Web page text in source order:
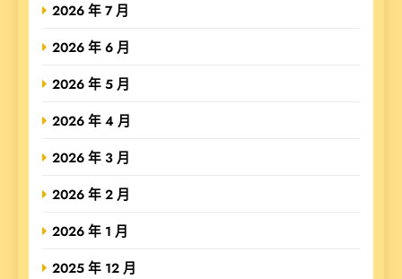
2026 年 7 月
2026 年 6 月
2026 年 5 月
2026 年 4 月
2026 年 3 月
2026 年 2 月
2026 年 1 月
2025 年 12 月